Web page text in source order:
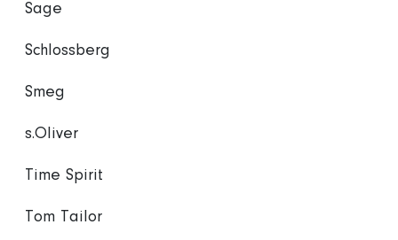
Sage
Schlossberg
Smeg
s.Oliver
Time Spirit
Tom Tailor